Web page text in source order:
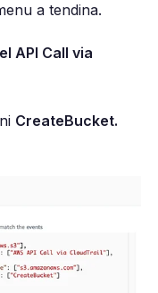
a tendina.
API Call via
CreateBucket.